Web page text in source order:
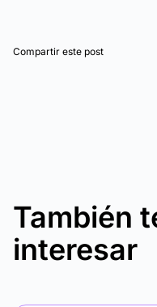
Compartir este post
También
interesar